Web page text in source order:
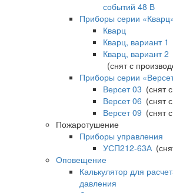
событий 48 В
Приборы серии
Кварц
Кварц, вариант 1
Кварц, вариант 2
(снят с
Приборы серии
Версет 03 (снят
Версет 06 (снят
Версет 09 (снят
Пожаротушение
Приборы управления
УСП212-63А
Оповещение
Калькулятор для
давления